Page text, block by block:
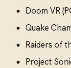
Doom VR
Quake
Raiders of
Project